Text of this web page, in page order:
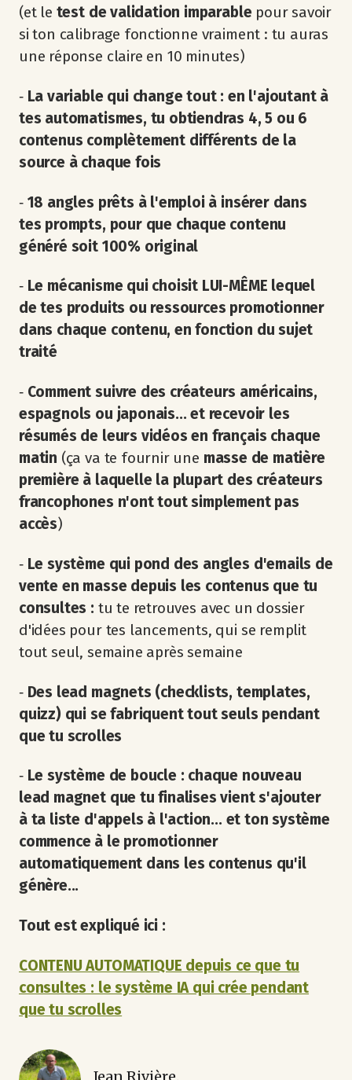
(et le test de validation imparable pour savoir
si ton calibrage fonctionne vraiment : tu auras
une réponse claire en 10 minutes)
‐ La variable qui change tout : en l'ajoutant à
tes automatismes, tu obtiendras 4, 5 ou 6
contenus complètement différents de la
source à chaque fois
‐ 18 angles prêts à l'emploi à insérer dans
tes prompts, pour que chaque contenu
généré soit 100% original
‐ Le mécanisme qui choisit LUI-MÊME lequel
de tes produits ou ressources promotionner
dans chaque contenu, en fonction du sujet
traité
‐ Comment suivre des créateurs américains,
espagnols ou japonais... et recevoir les
résumés de leurs vidéos en français chaque
matin (ça va te fournir une masse de matière
première à laquelle la plupart des créateurs
francophones n'ont tout simplement pas
accès)
‐ Le système qui pond des angles d'emails de
vente en masse depuis les contenus que tu
consultes : tu te retrouves avec un dossier
d'idées pour tes lancements, qui se remplit
tout seul, semaine après semaine
‐ Des lead magnets (checklists, templates,
quizz) qui se fabriquent tout seuls pendant
que tu scrolles
‐ Le système de boucle : chaque nouveau
lead magnet que tu finalises vient s'ajouter
à ta liste d'appels à l'action... et ton système
commence à le promotionner
automatiquement dans les contenus qu'il
génère...
Tout est expliqué ici :
CONTENU AUTOMATIQUE depuis ce que tu
consultes : le système IA qui crée pendant
que tu scrolles